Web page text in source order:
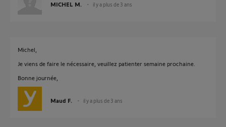
MICHEL M. il y a plus de 3 ans
Michel,
Je viens de faire le nécessaire, veuillez patienter semaine prochaine.
Bonne journée,
Maud F. il y a plus de 3 ans